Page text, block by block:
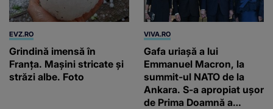
EVZ.RO
Grindină imensă în
Franța. Mașini stricate și
străzi albe. Foto
VIVA.RO
Gafa uriașă a lui
Emmanuel Macron, la
summit-ul NATO de la
Ankara. S-a apropiat ușor
de Prima Doamnă a